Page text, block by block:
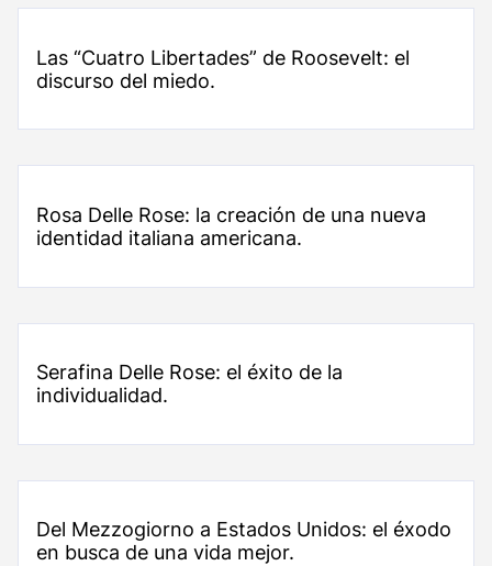
Las “Cuatro Libertades” de Roosevelt: el
discurso del miedo.
Rosa Delle Rose: la creación de una nueva
identidad italiana americana.
Serafina Delle Rose: el éxito de la
individualidad.
Del Mezzogiorno a Estados Unidos: el éxodo
en busca de una vida mejor.